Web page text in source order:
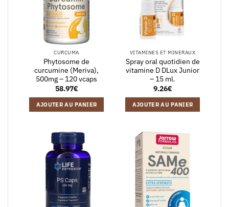
CURCUMA
Phytosome de
curcumine (Meriva),
500mg – 120 vcaps
58.97€
AJOUTER AU PANIER
VITAMINES ET MINERAUX
Spray oral quotidien de
vitamine D DLux Junior
– 15 ml.
9.26€
AJOUTER AU PANIER